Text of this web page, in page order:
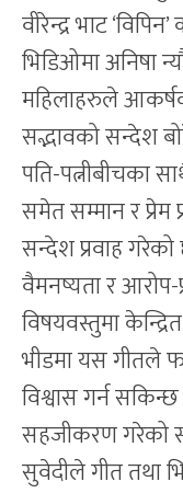
वीरेन्द्र भाट
भिडिओमा अनिषा
महिलाहरुले
सद्भावको सन्देश
पति-पत्नीबीचका
समेत सम्मान र
सन्देश प्रवाह
वैमनष्यता र आरोप-
विषयवस्तुमा
भीडमा यस गीतले
विश्वास गर्न
सहजीकरण गरेको
सुवेदीले गीत तथा